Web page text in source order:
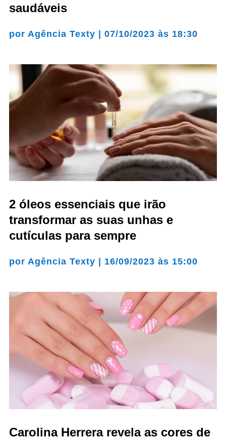
saudáveis
por Agência Texty | 07/10/2023 às 18:30
2 óleos essenciais que irão
transformar as suas unhas e
cutículas para sempre
por Agência Texty 16/09/2023 às 15:00
Carolina Herrera revela as cores de